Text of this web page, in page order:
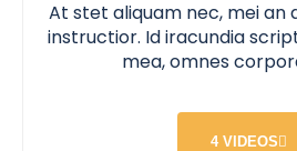
At stet aliquam nec, mei an
instructior. Id iracundia
mea, omnes
4 VIDEOS